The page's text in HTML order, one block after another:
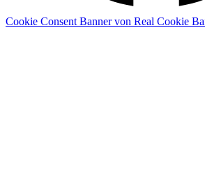
Cookie Consent Banner von Real Cookie